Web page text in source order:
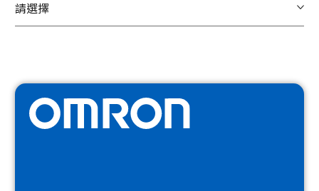
請選擇